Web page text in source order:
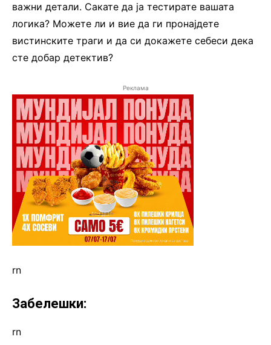
важни детали. Сакате да ја тестирате вашата
логика? Можете ли и вие да ги пронајдете
вистинските траги и да си докажете себеси дека
сте добар детектив?
Реклама
rn
Забелешки:
rn